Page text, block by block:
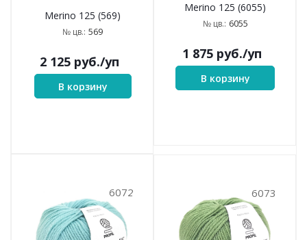
Merino 125 (569)
№ цв.: 569
2 125руб./уп
В корзину
Merino 125 (6055)
№ цв.: 6055
1 875руб./уп
В корзину
6072 6073